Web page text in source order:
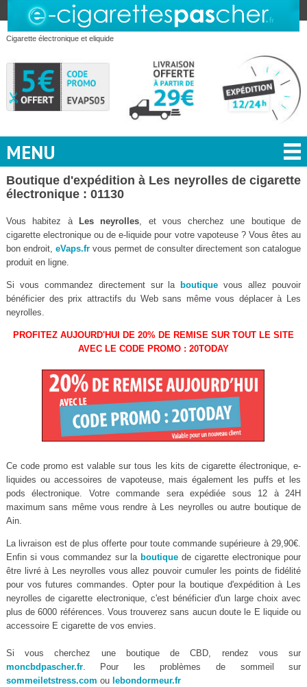
Cigarette électronique et eliquide
MENU
Boutique d'expédition à Les neyrolles de cigarette
électronique : 01130
Vous habitez à Les neyrolles , et vous cherchez une boutique de
cigarette electronique ou de e-liquide pour votre vapoteuse ? Vous êtes au
bon endroit, eVaps.frvous permet de consulter directement son catalogue
produit en ligne.
Si vous commandez directement sur la boutique vous allez pouvoir
bénéficier des prix attractifs du Web sans même vous déplacer à Les
neyrolles.
PROFITEZ AUJOURD'HUI DE 20% DE REMISE SUR TOUT LE SITE
AVEC LE CODE PROMO : 20TODAY
Ce code promo est valable sur tous les kits de cigarette électronique, e-
liquides ou accessoires de vapoteuse, mais également les puffs et les
pods électronique. Votre commande sera expédiée sous 12 à 24H
maximum sans même vous rendre à Les neyrolles ou autre boutique de
Ain.
La livraison est de plus offerte pour toute commande supérieure à 29,90€.
Enfin si vous commandez sur la boutique de cigarette electronique pour
être livré à Les neyrolles vous allez pouvoir cumuler les points de fidélité
pour vos futures commandes. Opter pour la boutique d'expédition à Les
neyrolles de cigarette electronique, c'est bénéficier d'un large choix avec
plus de 6000 références. Vous trouverez sans aucun doute le E liquide ou
accessoire E cigarette de vos envies.
Si vous cherchez une boutique de CBD, rendez vous sur
moncbdpascher.fr. Pour les problèmes de sommeil sur
sommeiletstress.com ou lebondormeur.fr